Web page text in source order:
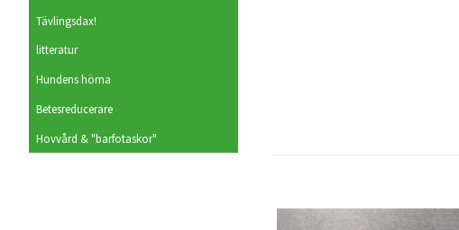
Tävlingsdax!
litteratur
Hundens hörna
Betesreducerare
Hovvård & "barfotaskor"